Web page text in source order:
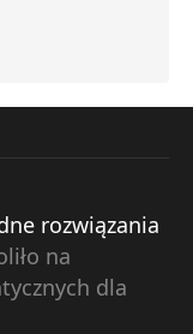
rozwiązania
na
dla